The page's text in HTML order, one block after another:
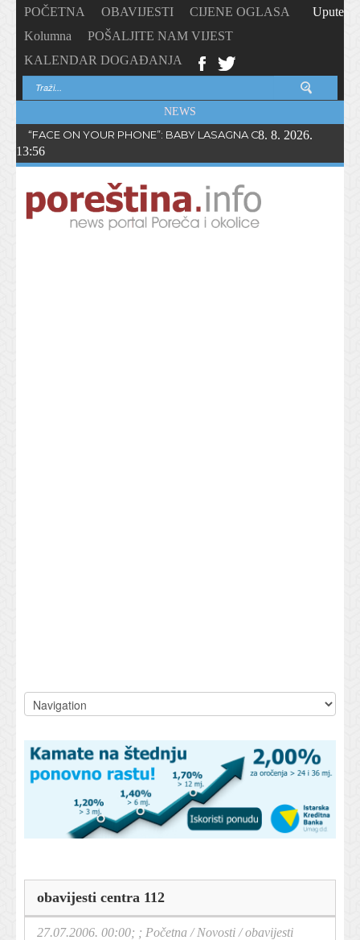
POČETNA OBAVIJESTI
CIJENE OGLASA
Kolumna
POŠALJITE NAM VIJEST
KALENDAR DOGAĐANJA
Upute
NEWS
“FACE ON YOUR PHONE”: BABY LASAGNA OBJAVIO NOVI
8. 8. 2026.
13:56
obavijesti centra 112
27.07.2006. 00:00; ; Početna /Novosti /obavijesti